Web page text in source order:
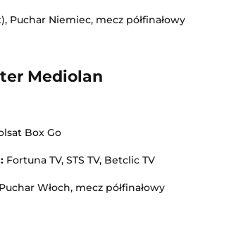
Puchar Niemiec, mecz półfinałowy
Mediolan
Box Go
Fortuna TV, STS TV, Betclic TV
Włoch, mecz półfinałowy